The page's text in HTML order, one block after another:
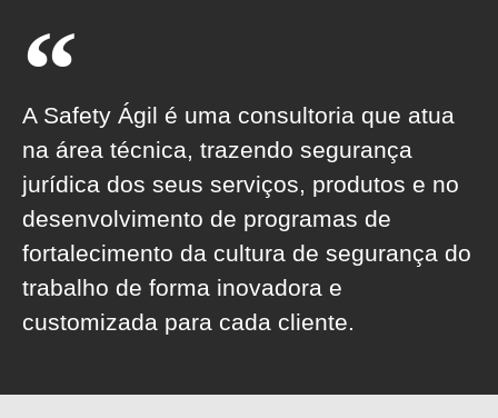
A Safety Ágil é uma consultoria que atua
na área técnica, trazendo segurança
jurídica dos seus serviços, produtos e no
desenvolvimento de programas de
fortalecimento da cultura de segurança do
trabalho de forma inovadora e
customizada para cada cliente.